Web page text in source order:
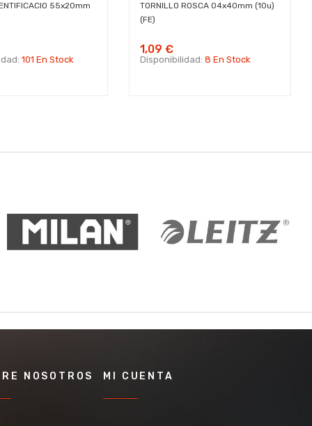
55x20mm
101 En Stock
TORNILLO ROSCA 04x40mm (10u)
(FE)
1,09 €
Disponibilidad:8 En Stock
NOSOTROS MI CUENTA